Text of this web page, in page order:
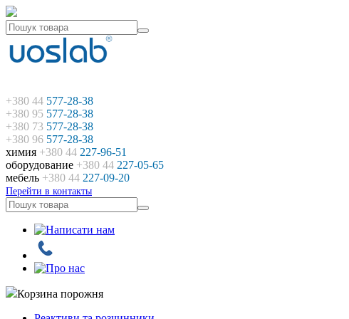
+380 44 577-28-38
+380 95 577-28-38
+380 73 577-28-38
+380 96 577-28-38
химия +380 44 227-96-51
оборудование +380 44 227-05-65
мебель +380 44 227-09-20
Перейти в контакты
Корзина порожня